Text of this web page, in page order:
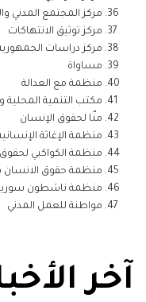
مركز المجتمع المدني
مركز توثيق الانتهاكات
مركز دراسات
مساواة
منظمة مع العدالة
مكتب التنمية
منّا لحقوق الإنسان
منظمة الإغاثة
منظمة الكواكبي
منظمة حقوق الانسان
منظمة ناشطون
مواطنة للعمل المدني
آخر